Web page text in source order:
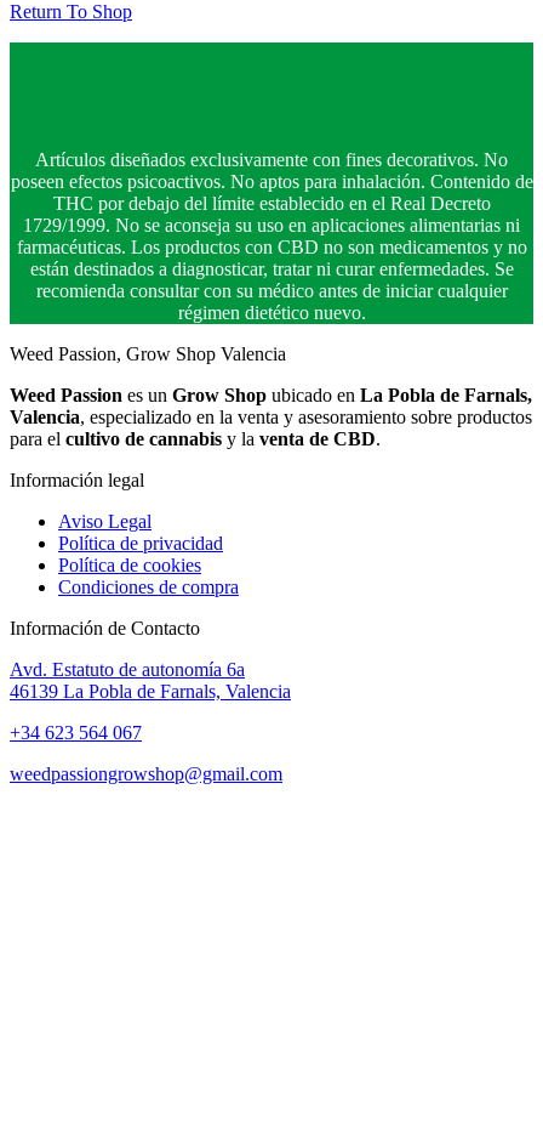
Return To Shop
Artículos diseñados exclusivamente con fines decorativos. No
poseen efectos psicoactivos. No aptos para inhalación. Contenido de
THC por debajo del límite establecido en el Real Decreto
1729/1999. No se aconseja su uso en aplicaciones alimentarias ni
farmacéuticas. Los productos con CBD no son medicamentos y no
están destinados a diagnosticar, tratar ni curar enfermedades. Se
recomienda consultar con su médico antes de iniciar cualquier
régimen dietético nuevo.
Weed Passion, Grow Shop Valencia
Weed Passion es un Grow Shop ubicado en La Pobla de Farnals,
Valencia, especializado en la venta y asesoramiento sobre productos
para el cultivo de cannabis y la venta de CBD.
Información legal
Aviso Legal
Política de privacidad
Política de cookies
Condiciones de compra
Información de Contacto
Avd. Estatuto de autonomía 6a
46139 La Pobla de Farnals, Valencia
+34 623 564 067
weedpassiongrowshop@gmail.com